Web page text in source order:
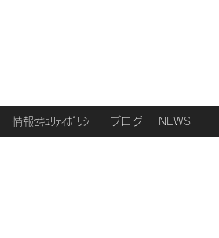
情報ｾｷｭﾘﾃｨﾎﾟﾘｼｰ ブログ NEWS